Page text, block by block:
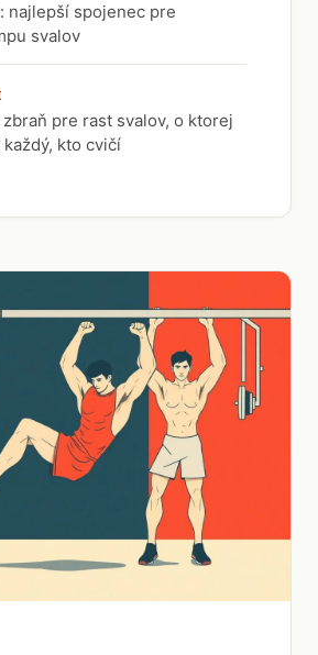
najlepší spojenec pre
svalov
pre rast svalov, o ktorej
kto cvičí